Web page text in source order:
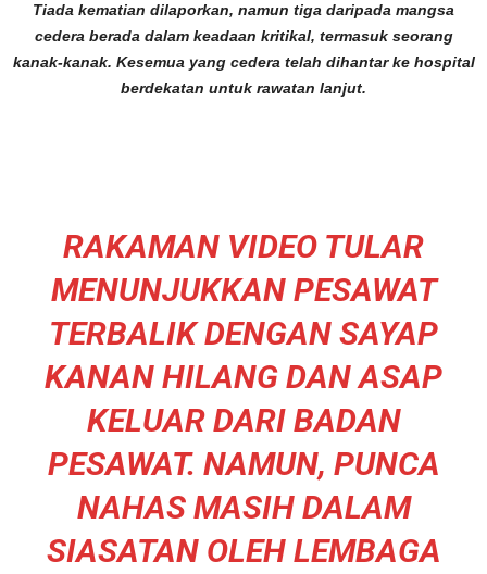
Tiada kematian dilaporkan, namun tiga daripada mangsa
cedera berada dalam keadaan kritikal, termasuk seorang
kanak-kanak. Kesemua yang cedera telah dihantar ke hospital
berdekatan untuk rawatan lanjut.
RAKAMAN VIDEO TULAR
MENUNJUKKAN PESAWAT
TERBALIK DENGAN SAYAP
KANAN HILANG DAN ASAP
KELUAR DARI BADAN
PESAWAT. NAMUN, PUNCA
NAHAS MASIH DALAM
SIASATAN OLEH LEMBAGA